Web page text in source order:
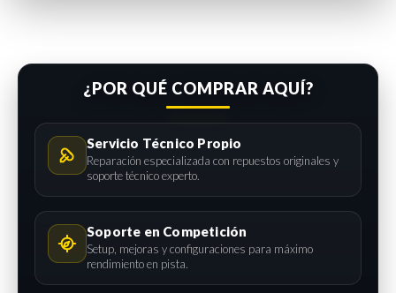
¿POR QUÉ COMPRAR AQUÍ?
Servicio Técnico Propio
Reparación especializada con repuestos originales y
soporte técnico experto.
Soporte en Competición
Setup, mejoras y configuraciones para máximo
rendimiento en pista.